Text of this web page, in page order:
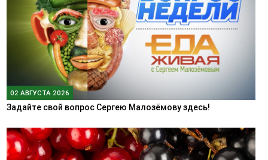
02 АВГУСТА 2026
Задайте свой вопрос Сергею Малозёмову здесь!